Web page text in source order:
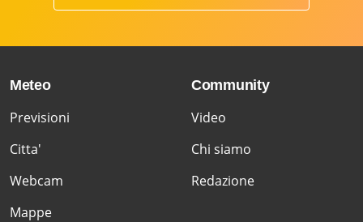
Meteo
Previsioni
Citta'
Webcam
Mappe
Community
Video
Chi siamo
Redazione